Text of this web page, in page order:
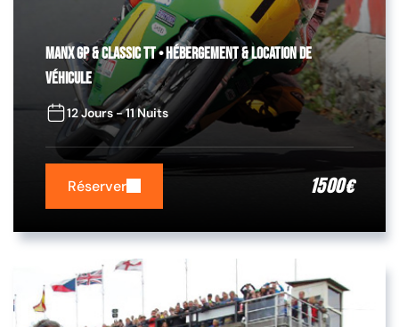
Manx GP & Classic TT • Hébergement & Location de
véhicule
12 Jours - 11 Nuits
Réserver 1500€